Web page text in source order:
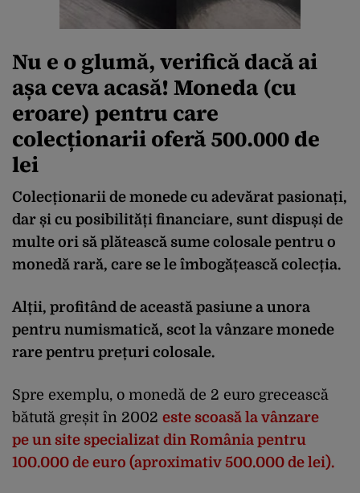
Nu e o glumă, verifică dacă ai
așa ceva acasă! Moneda (cu
eroare) pentru care
colecționarii oferă 500.000 de
lei
Colecționarii de monede cu adevărat pasionați,
dar și cu posibilități financiare, sunt dispuși de
multe ori să plătească sume colosale pentru o
monedă rară, care se le îmbogățească colecția.
Alții, profitând de această pasiune a unora
pentru numismatică, scot la vânzare monede
rare pentru prețuri colosale.
Spre exemplu, o monedă de 2 euro grecească
bătută greșit în 2002 este scoasă la vânzare
pe un site specializat din România pentru
100.000 de euro (aproximativ 500.000 de lei).